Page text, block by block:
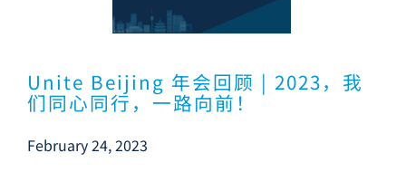
Unite Beijing 年会回顾 | 2023，我
们同心同行，一路向前！
February 24, 2023